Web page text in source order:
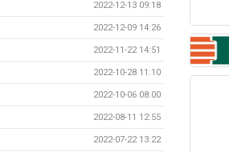
2022-12-13 09:18
2022-12-09 14:26
2022-11-22 14:51
2022-10-28 11:10
2022-10-06 08:00
2022-08-11 12:55
2022-07-22 13:22